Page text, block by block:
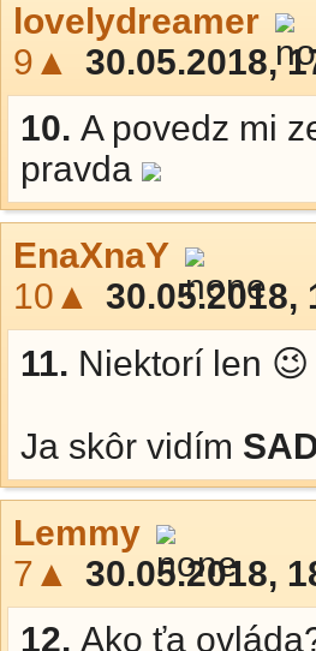
lovelydreamer
9▲
30.05.2018,
10. A povedz mi
pravda
EnaXnaY
10▲
30.05.2018,
11. Niektorí len 😉
Ja skôr vidím
Lemmy
7▲
30.05.2018,
12. Ako ťa